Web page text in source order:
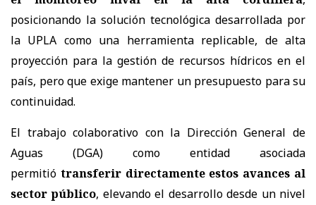
posicionando la solución tecnológica desarrollada por
la UPLA como una herramienta replicable, de alta
proyección para la gestión de recursos hídricos en el
país, pero que exige mantener un presupuesto para su
continuidad.
El trabajo colaborativo con la Dirección General de
Aguas (DGA) como entidad asociada
permitió transferir directamente estos avances al
sector público, elevando el desarrollo desde un nivel